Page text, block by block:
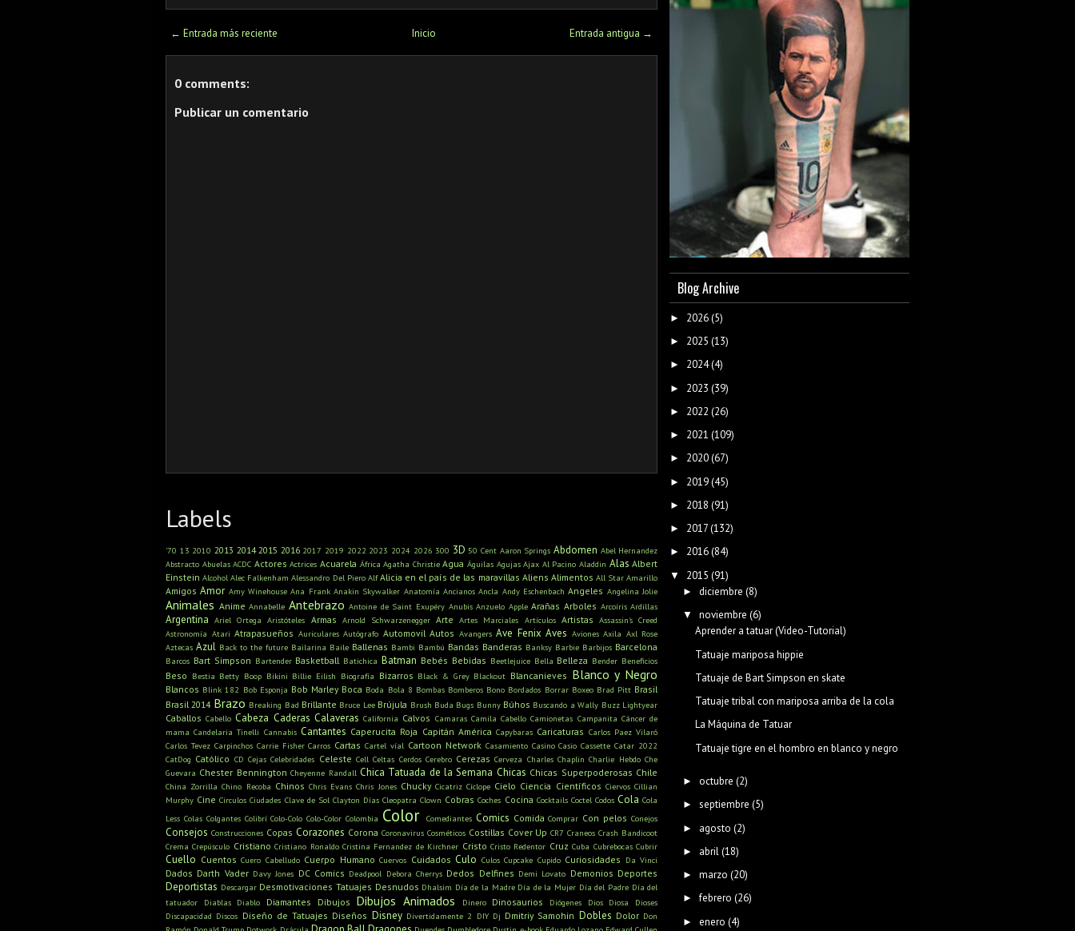
← Entrada más reciente Entrada antigua →
Inicio
0 comments:
Publicar un comentario
Labels
'70 13 2010 2013 2014 2015 2016 2017 2019 2022 2023 2024 2026 300 3D 50 Cent Aaron Springs Abdomen Abel Hernandez
Abstracto Abuelas ACDC Actores Actrices Acuarela África Agatha Christie Agua Águilas Agujas Ajax Al Pacino Aladdin Alas Albert
Einstein Alcohol Alec Falkenham Alessandro Del Piero Alf Alicia en el país de las maravillas Aliens Alimentos All Star Amarillo
Amigos Amor Amy Winehouse Ana Frank Anakin Skywalker Anatomía Ancianos Ancla Andy Eschenbach Angeles Angelina Jolie
Animales Anime Annabelle Antebrazo Antoine de Saint Exupéry Anubis Anzuelo Apple Arañas Arboles Arcoíris Ardillas
Argentina Ariel Ortega Aristóteles Armas Arnold Schwarzenegger Arte Artes Marciales Artículos Artistas Assassin's Creed
Astronomía Atari Atrapasueños Auriculares Autógrafo Automovil Autos Avangers Ave Fenix Aves Aviones Axila Axl Rose
Aztecas Azul Back to the future Bailarina Baile Ballenas Bambi Bambú Bandas Banderas Banksy Barbie Barbijos Barcelona
Barcos Bart Simpson Bartender Basketball Batichica Batman Bebés Bebidas Beetlejuice Bella Belleza Bender Beneficios
Beso Bestia Betty Boop Bikini Billie Eilish Biografía Bizarros Black & Grey Blackout Blancanieves Blanco y Negro
Blancos Blink 182 Bob Esponja Bob Marley Boca Boda Bola 8 Bombas Bomberos Bono Bordados Borrar Boxeo Brad Pitt Brasil
Brasil 2014 Brazo Breaking Bad Brillante Bruce Lee Brújula Brush Buda Bugs Bunny Búhos Buscando a Wally Buzz Lightyear
Caballos Cabello Cabeza Caderas Calaveras California Calvos Camaras Camila Cabello Camionetas Campanita Cáncer de
mama Candelaria Tinelli Cannabis Cantantes Caperucita Roja Capitán América Capybaras Caricaturas Carlos Paez Vilaró
Carlos Tevez Carpinchos Carrie Fisher Carros Cartas Cartel víal Cartoon Network Casamiento Casino Casio Cassette Catar 2022
CatDog Católico CD Cejas Celebridades Celeste Cell Celtas Cerdos Cerebro Cerezas Cerveza Charles Chaplin Charlie Hebdo Che
Guevara Chester Bennington Cheyenne Randall Chica Tatuada de la Semana Chicas Chicas Superpoderosas Chile
China Zorrilla Chino Recoba Chinos Chris Evans Chris Jones Chucky Cicatriz Cíclope Cielo Ciencia Científicos Ciervos Cillian
Murphy Cine Circulos Ciudades Clave de Sol Clayton Días Cleopatra Clown Cobras Coches Cocina Cocktails Coctel Codos Cola Cola
Less Colas Colgantes Colibrí Colo-Colo Colo-Color Colombia Color Comediantes Comics Comida Comprar Con pelos Conejos
Consejos Construcciones Copas Corazones Corona Coronavirus Cosméticos Costillas Cover Up CR7 Craneos Crash Bandicoot
Crema Crepúsculo Cristiano Cristiano Ronaldo Cristina Fernandez de Kirchner Cristo Cristo Redentor Cruz Cuba Cubrebocas Cubrir
Cuello Cuentos Cuero Cabelludo Cuerpo Humano Cuervos Cuidados Culo Culos Cupcake Cupido Curiosidades Da Vinci
Dados Darth Vader Davy Jones DC Comics Deadpool Debora Cherrys Dedos Delfines Demi Lovato Demonios Deportes
Deportistas Descargar Desmotivaciones Tatuajes Desnudos Dhalsim Día de la Madre Día de la Mujer Día del Padre Día del
tatuador
Diablas Diablo Diamantes Dibujos Dibujos Animados Dinero Dinosaurios Diógenes Dios Diosa
Dioses
Discapacidad Discos Diseño de Tatuajes Diseños Disney Divertidamente 2 DIY Dj Dmitriy Samohin Dobles Dolor Don
Blog Archive
► 2026(5)
► 2025 (13)
► 2024(4)
► 2023 (39)
► 2022 (26)
► 2021 (109)
► 2020(67)
► 2019(45)
► 2018 (91)
► 2017(132)
► 2016(84)
▼ 2015 (91)
► diciembre (8)
▼ noviembre (6)
Aprender a tatuar (Video-Tutorial)
Tatuaje mariposa hippie
Tatuaje de Bart Simpson en skate
Tatuaje tribal con mariposa arriba de la cola
La Máquina de Tatuar
Tatuaje tigre en el hombro en blanco y negro
► octubre (2)
► septiembre (5)
► agosto (2)
► abril (18)
► marzo (20)
►febrero (26)
► enero (4)